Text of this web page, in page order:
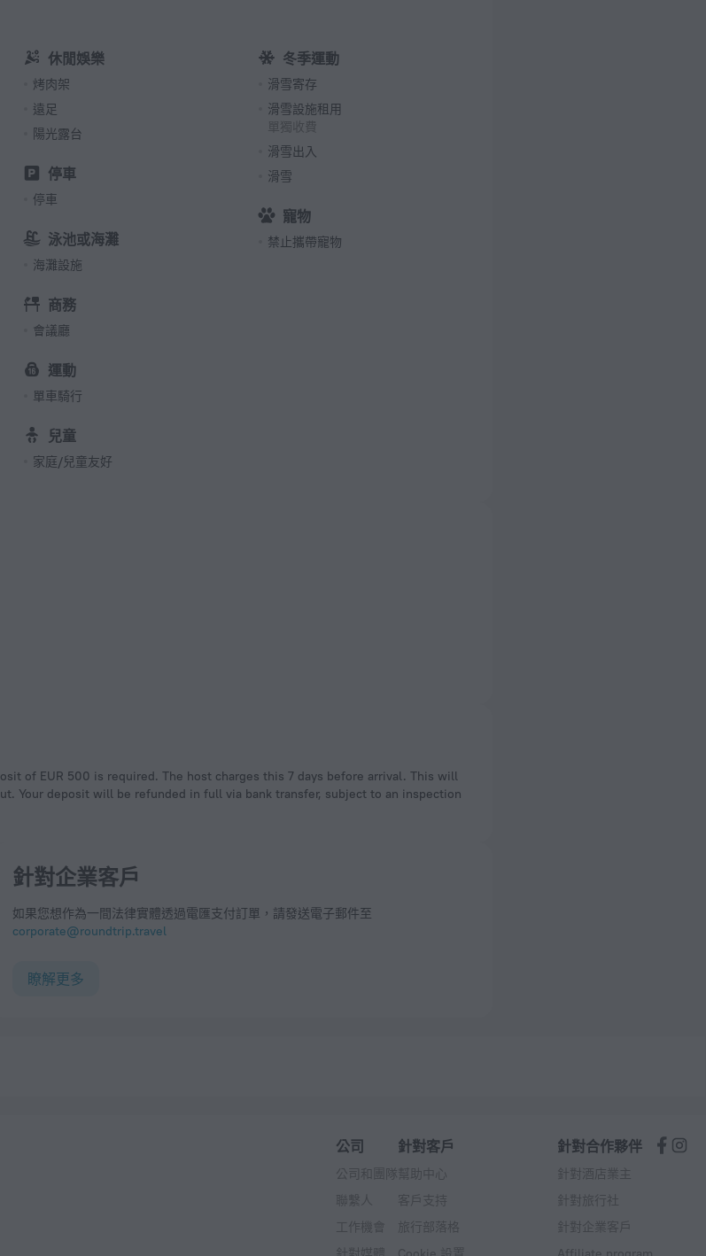
2 客房
休閒娛樂
烤肉架
遠足
陽光露台
停車
停車
泳池或海灘
海灘設施
商務
會議廳
運動
單車騎行
兒童
家庭/兒童友好
冬季運動
滑雪寄存
滑雪設施租用
單獨收費
滑雪出入
滑雪
寵物
禁止攜帶寵物
Your deposit will be refunded in full via bank transfer, subject to an inspection
針對企業客戶
如果您想作為一間法律實體透過電匯支付訂單，請發送電子郵件至
corporate@roundtrip.travel
瞭解更多
公司
公司和團隊
聯繫人
工作機會
針對客戶
幫助中心
客戶支持
旅行部落格
針對合作夥伴
針對酒店業主
針對旅行社
針對企業客戶